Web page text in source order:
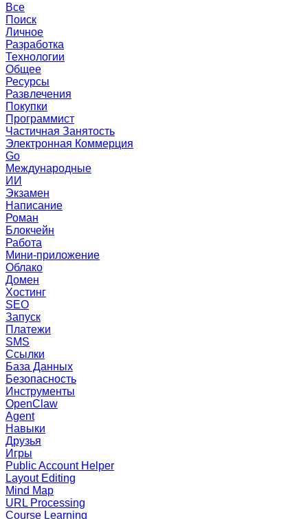
Все
Поиск
Личное
Разработка
Технологии
Общее
Ресурсы
Развлечения
Покупки
Программист
Частичная Занятость
Электронная Коммерция
Go
Международные
ИИ
Экзамен
Написание
Роман
Блокчейн
Работа
Мини-приложение
Облако
Домен
Хостинг
SEO
Запуск
Платежи
SMS
Ссылки
База Данных
Безопасность
Инструменты
OpenClaw
Agent
Навыки
Друзья
Игры
Public Account Helper
Layout Editing
Mind Map
URL Processing
Course Learning